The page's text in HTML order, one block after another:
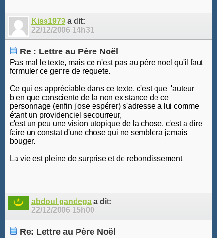
Kiss1979 a dit:
22/12/2006 14h31
Re : Lettre au Père Noël
Pas mal le texte, mais ce n'est pas au père noel qu'il faut
formuler ce genre de requete.
Ce qui es appréciable dans ce texte, c'est que l'auteur
bien que consciente de la non existance de ce
personnage (enfin j'ose espérer) s'adresse a lui comme
étant un providenciel secourreur,
c'est un peu une vision utopique de la chose, c'est a dire
faire un constat d'une chose qui ne semblera jamais
bouger.
La vie est pleine de surprise et de rebondissement
abdoul gandega a dit:
22/12/2006 15h00
Re: Lettre au Père Noël